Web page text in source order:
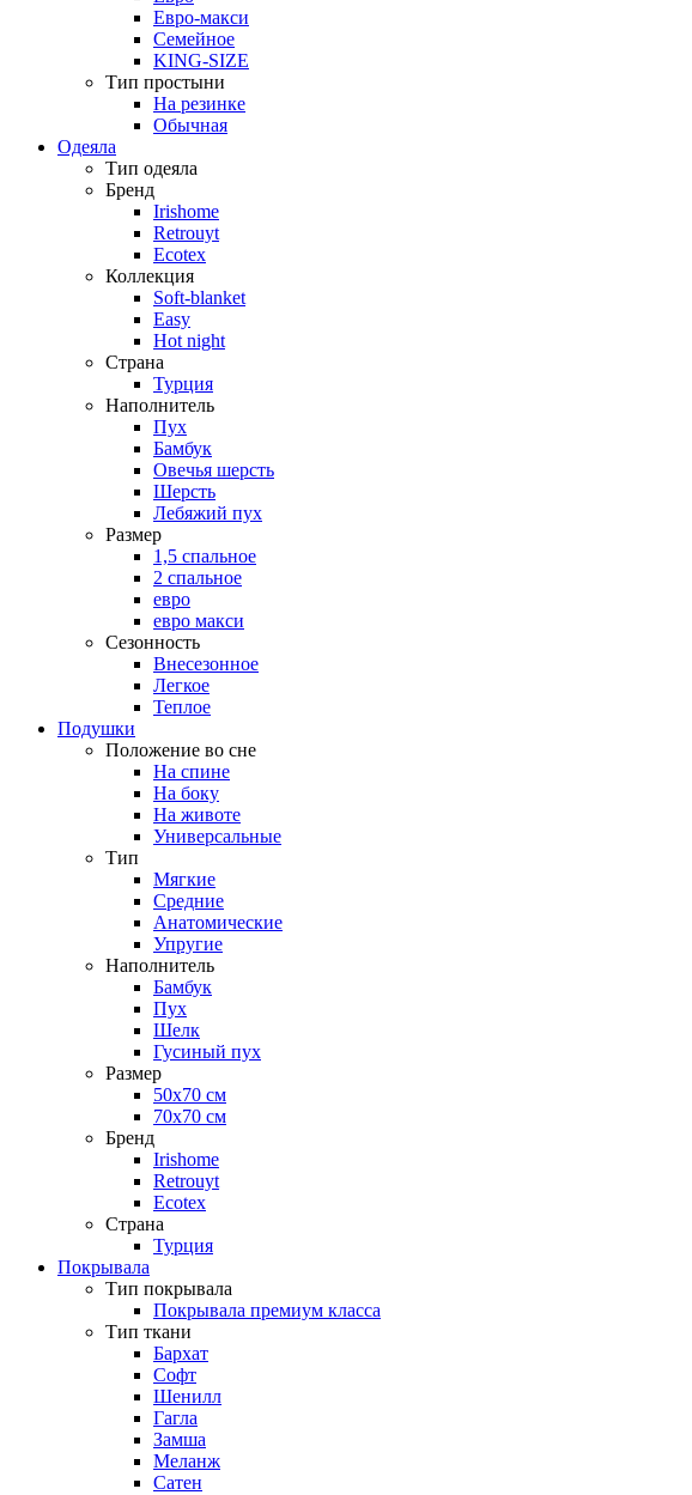
Евро-макси
Семейное
KING-SIZE
Тип простыни
На резинке
Обычная
Одеяла
Тип одеяла
Бренд
Irishome
Retrouyt
Ecotex
Коллекция
Soft-blanket
Easy
Hot night
Страна
Турция
Наполнитель
Пух
Бамбук
Овечья шерсть
Шерсть
Лебяжий пух
Размер
1,5 спальное
2 спальное
евро
евро макси
Сезонность
Внесезонное
Легкое
Теплое
Подушки
Положение во сне
На спине
На боку
На животе
Универсальные
Тип
Мягкие
Средние
Анатомические
Упругие
Наполнитель
Бамбук
Пух
Шелк
Гусиный пух
Размер
50х70 см
70х70 см
Бренд
Irishome
Retrouyt
Ecotex
Cтрана
Турция
Покрывала
Тип покрывала
Покрывала премиум класса
Тип ткани
Бархат
Софт
Шенилл
Гагла
Замша
Меланж
Сатен